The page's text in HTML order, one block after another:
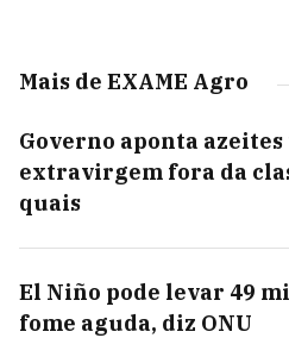
Mais de EXAME Agro
Governo aponta
extravirgem fora da
quais
El Niño pode levar 49
fome aguda, diz ONU